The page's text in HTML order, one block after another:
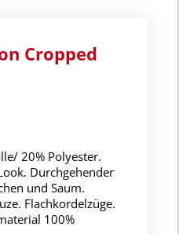
Cropped
20% Polyester.
Durchgehender
und Saum.
Flachkordelzüge.
100%